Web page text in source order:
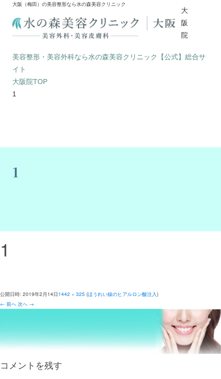
大阪（梅田）の美容整形なら水の森美容クリニック
大
阪
院
美容整形・美容外科なら水の森美容クリニック【公式】総合サ
イト
大阪院TOP
1
1
1
公開日時: 2019年2月14日1442 × 325 (ほうれい線のヒアルロン酸注入)
← 前へ 次へ →
コメントを残す